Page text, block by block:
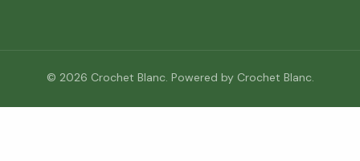
© 2026 Crochet Blanc. Powered by Crochet Blanc.